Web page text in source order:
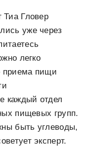
Тиа Гловер
уже через
легко
приема пищи
каждый отдел
пищевых групп.
быть углеводы,
эксперт.